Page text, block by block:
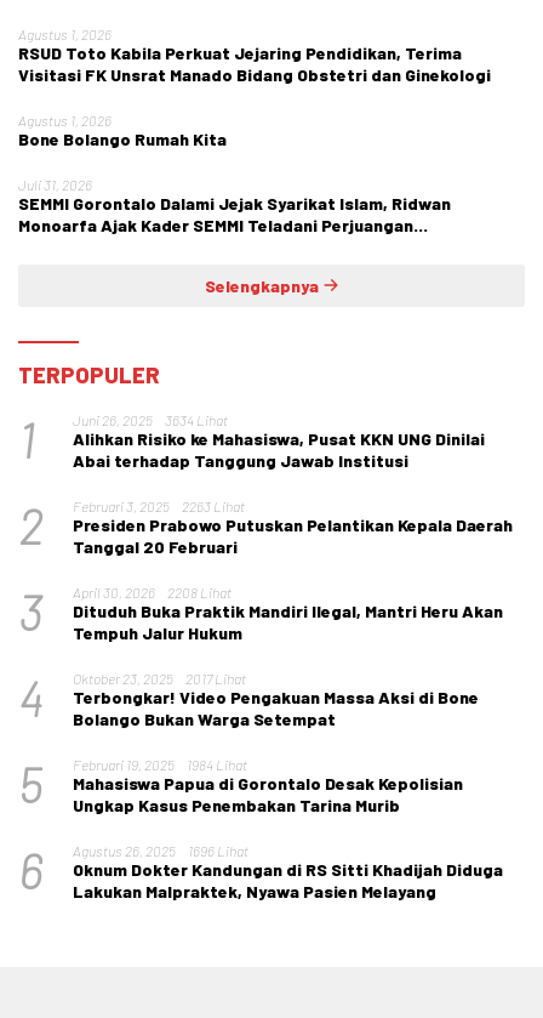
Agustus 1, 2026
RSUD Toto Kabila Perkuat Jejaring Pendidikan, Terima
Visitasi FK Unsrat Manado Bidang Obstetri dan Ginekologi
Agustus 1, 2026
Bone Bolango Rumah Kita
Juli 31, 2026
SEMMI Gorontalo Dalami Jejak Syarikat Islam, Ridwan
Monoarfa Ajak Kader SEMMI Teladani Perjuangan
Selengkapnya
TERPOPULER
1 Juni 26, 2025 3634 Lihat
Alihkan Risiko ke Mahasiswa, Pusat KKN UNG Dinilai
Abai terhadap Tanggung Jawab Institusi
2 Februari 3, 2025 2263 Lihat
Presiden Prabowo Putuskan Pelantikan Kepala Daerah
Tanggal 20 Februari
3 April 30, 2026 2208 Lihat
Dituduh Buka Praktik Mandiri Ilegal, Mantri Heru Akan
Tempuh Jalur Hukum
4 Oktober 23, 2025 2017 Lihat
Terbongkar! Video Pengakuan Massa Aksi di Bone
Bolango Bukan Warga Setempat
5 Februari 19, 2025 1984 Lihat
Mahasiswa Papua di Gorontalo Desak Kepolisian
Ungkap Kasus Penembakan Tarina Murib
6 Agustus 26, 2025 1696 Lihat
Oknum Dokter Kandungan di RS Sitti Khadijah Diduga
Lakukan Malpraktek, Nyawa Pasien Melayang